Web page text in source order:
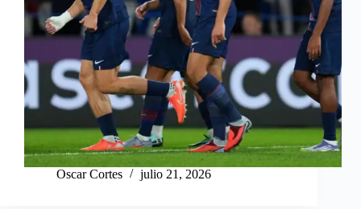
Oscar Cortes julio 21, 2026